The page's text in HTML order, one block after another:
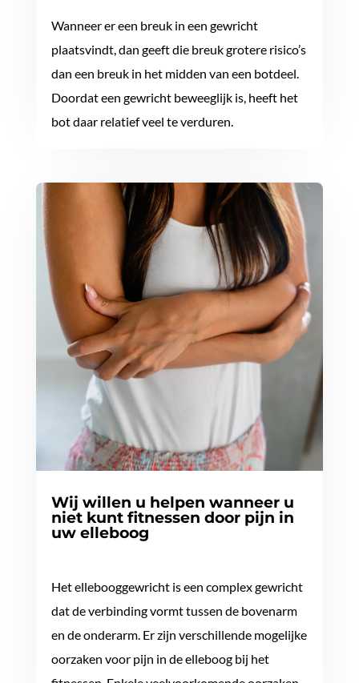
Wanneer er een breuk in een gewricht
plaatsvindt, dan geeft die breuk grotere risico’s
dan een breuk in het midden van een botdeel.
Doordat een gewricht beweeglijk is, heeft het
bot daar relatief veel te verduren.
Wij willen u helpen wanneer u
niet kunt fitnessen door pijn in
uw elleboog
Het ellebooggewricht is een complex gewricht
dat de verbinding vormt tussen de bovenarm
en de onderarm. Er zijn verschillende mogelijke
oorzaken voor pijn in de elleboog bij het